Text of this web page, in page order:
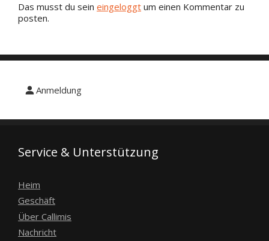
Das musst du sein eingeloggt um einen Kommentar zu
posten.
Anmeldung
Service & Unterstützung
Heim
Geschäft
Über Callimis
Nachricht